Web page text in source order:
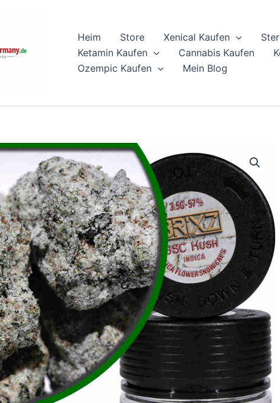
Heim Store Xenical Kaufen
Ketamin Kaufen
Cannabis Kaufen
Ozempic Kaufen
Mein Blog